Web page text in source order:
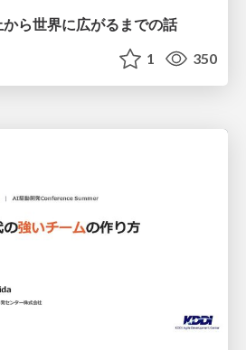
ら世界に広がるまでの話
1 350